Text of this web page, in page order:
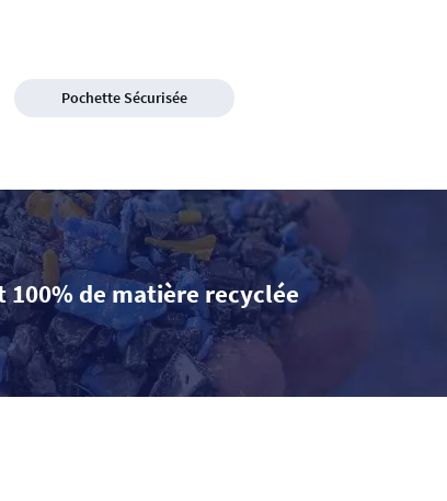
Pochette Sécurisée
de matière recyclée